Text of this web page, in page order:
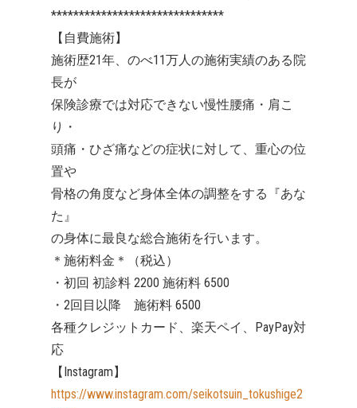
*******************************
【自費施術】
施術歴21年、のべ11万人の施術実績のある院
長が
保険診療では対応できない慢性腰痛・肩こ
り・
頭痛・ひざ痛などの症状に対して、重心の位
置や
骨格の角度など身体全体の調整をする『あな
た』
の身体に最良な総合施術を行います。
＊施術料金＊（税込）
・初回 初診料 2200 施術料 6500
・2回目以降 施術料 6500
各種クレジットカード、楽天ペイ、PayPay対
応
【Instagram】
https://www.instagram.com/seikotsuin_tokushige2